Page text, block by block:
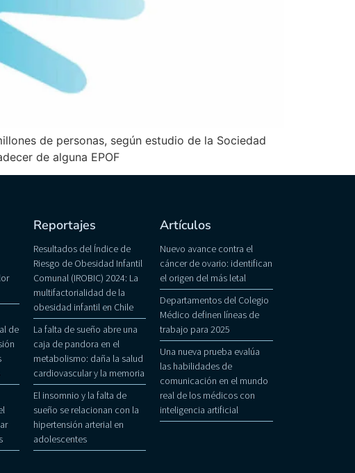
de personas, según estudio de la Sociedad
de alguna EPOF
de
Reportajes
Resultados del Índice de
Riesgo de Obesidad Infantil
Comunal (IROBIC) 2024: La
multifactorialidad de la
obesidad infantil en Chile
La falta de sueño abre una
caja de pandora en el
metabolismo: daña la salud
cardiovascular y la memoria
El insomnio y la falta de
sueño se relacionan con la
hipertensión arterial en
adolescentes
Artículos
Nuevo avance contra el
cáncer de ovario: identifican
el origen del más letal
Departamentos del Colegio
Médico definen líneas de
trabajo para 2025
Una nueva prueba evalúa
las habilidades de
comunicación en el mundo
real de los médicos con
inteligencia artificial